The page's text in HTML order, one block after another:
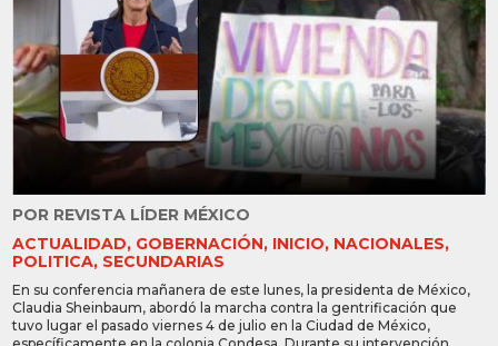
POR REVISTA LÍDER MÉXICO
ACTUALIDAD, GOBERNACIÓN, INICIO, NACIONALES,
POLITICA, SECUNDARIAS
En su conferencia mañanera de este lunes, la presidenta de México,
Claudia Sheinbaum, abordó la marcha contra la gentrificación que
tuvo lugar el pasado viernes 4 de julio en la Ciudad de México,